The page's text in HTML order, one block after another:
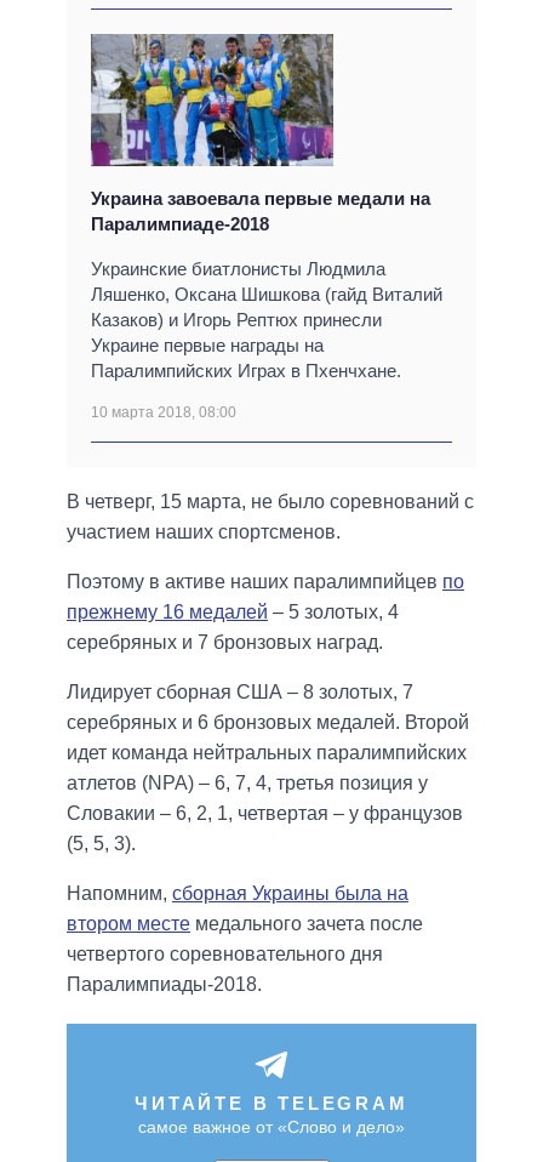
Украина завоевала первые медали на
Паралимпиаде-2018
Украинские биатлонисты Людмила
Ляшенко, Оксана Шишкова (гайд Виталий
Казаков) и Игорь Рептюх принесли
Украине первые награды на
Паралимпийских Играх в Пхенчхане.
10 марта 2018, 08:00
В четверг, 15 марта, не было соревнований с
участием наших спортсменов.
Поэтому в активе наших паралимпийцев по
прежнему 16 медалей – 5 золотых, 4
серебряных и 7 бронзовых наград.
Лидирует сборная США – 8 золотых, 7
серебряных и 6 бронзовых медалей. Второй
идет команда нейтральных паралимпийских
атлетов (NPA) – 6, 7, 4, третья позиция у
Словакии – 6, 2, 1, четвертая – у французов
(5, 5, 3).
Напомним, сборная Украины была на
втором месте медального зачета после
четвертого соревновательного дня
Паралимпиады-2018.
ЧИТАЙТЕ В TELEGRAM
самое важное от «Слово и дело»